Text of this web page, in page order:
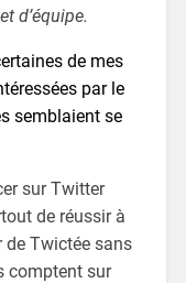
d’équipe.
de mes
par le
semblaient se
sur Twitter
de réussir à
de Twictée sans
comptent sur